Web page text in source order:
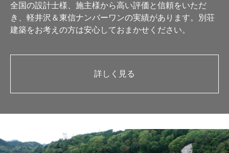
全国の設計士様、施主様から高い評価と信頼をいただ
き、軽井沢＆東信ナンバーワンの実績があります。別荘
建築をお考えの方は安心しておまかせください。
詳しく見る